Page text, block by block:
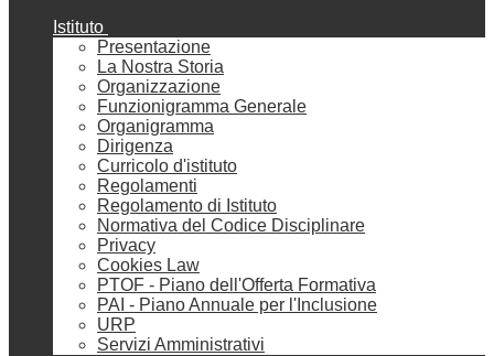
Istituto
Presentazione
La Nostra Storia
Organizzazione
Funzionigramma Generale
Organigramma
Dirigenza
Curricolo d'istituto
Regolamenti
Regolamento di Istituto
Normativa del Codice Disciplinare
Privacy
Cookies Law
PTOF - Piano dell'Offerta Formativa
PAI - Piano Annuale per l'Inclusione
URP
Servizi Amministrativi